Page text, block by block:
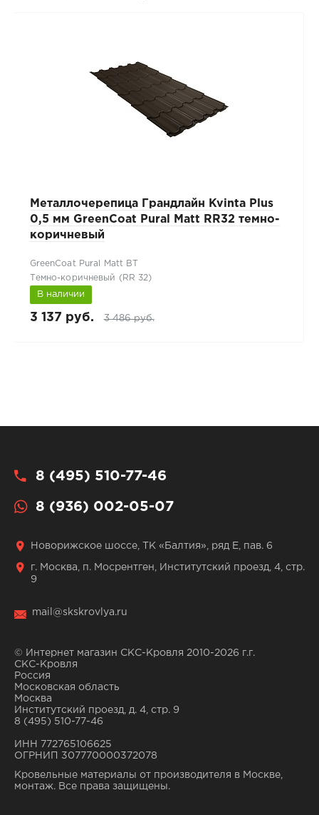
Металлочерепица Грандлайн Kvinta Plus
0,5 мм GreenCoat Pural Matt RR32 темно-
коричневый
GreenCoat Pural Matt BT
Темно-коричневый (RR 32)
В наличии
3 137 руб. 3 486 руб.
8 (495) 510-77-46
8 (936) 002-05-07
Новорижское шоссе, ТК «Балтия», ряд Е, пав. 6
г. Москва, п. Мосрентген, Институтский проезд, 4, стр.
9
mail@skskrovlya.ru
© Интернет магазин СКС-Кровля 2010-2026 г.г.
СКС-Кровля
Россия
Московская область
Москва
Институтский проезд, д. 4, стр. 9
8 (495) 510-77-46
ИНН 772765106625
ОГРНИП 307770000372078
Кровельные материалы от производителя в Москве,
монтаж. Все права защищены.